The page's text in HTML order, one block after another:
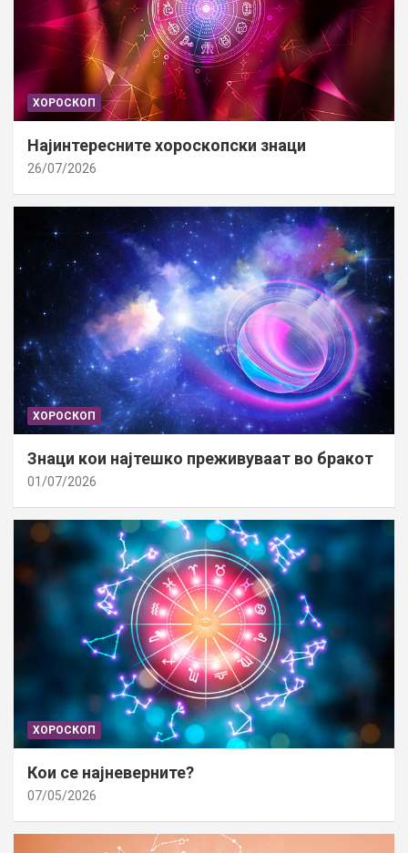
ХОРОСКОП
Најинтересните хороскопски знаци
26/07/2026
ХОРОСКОП
Знаци кои најтешко преживуваат во бракот
01/07/2026
ХОРОСКОП
Кои се најневерните?
07/05/2026